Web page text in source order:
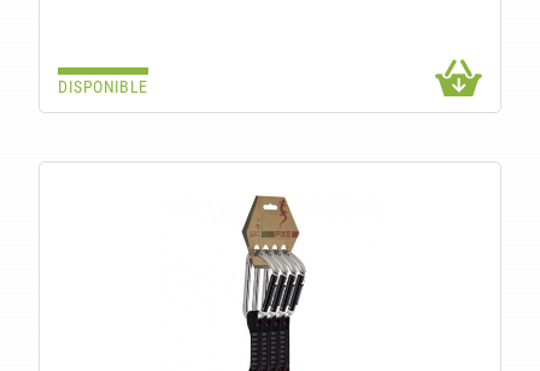
DISPONIBLE